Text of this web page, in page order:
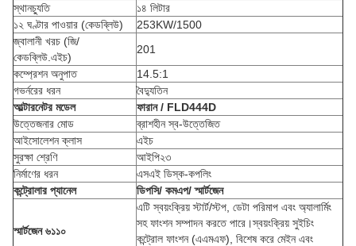
স্থানচ্যুতি
১৪ লিটার
১২ ঘণ্টার পাওয়ার (কেডব্লিউ)
253KW/1500
জ্বালানী খরচ (জি/
কেডব্লিউ.এইচ)
201
কম্প্রেশন অনুপাত
14.5:1
গভর্নরের ধরন
বৈদ্যুতিন
আল্টারনেটর মডেল
ফারান / FLD444D
উত্তেজনার মোড
ব্রাশহীন স্ব-উত্তেজিত
আইসোলেশন ক্লাস
এইচ
সুরক্ষা শ্রেণি
আইপি২৩
নির্মাণের ধরন
এসএই ডিস্ক-কপলিং
কন্ট্রোলার প্যানেল
ডিপসি/ কমএপ/ স্মার্টজেন
স্মার্টজেন ৬১১০
এটি স্বয়ংক্রিয় স্টার্ট/স্টপ, ডেটা পরিমাপ এবং অ্যালার্মিং
সহ ফাংশন সম্পাদন করতে পারে।স্বয়ংক্রিয় সুইচিং
কন্ট্রোল ফাংশন (এএমএফ), বিশেষ করে মেইন এবং